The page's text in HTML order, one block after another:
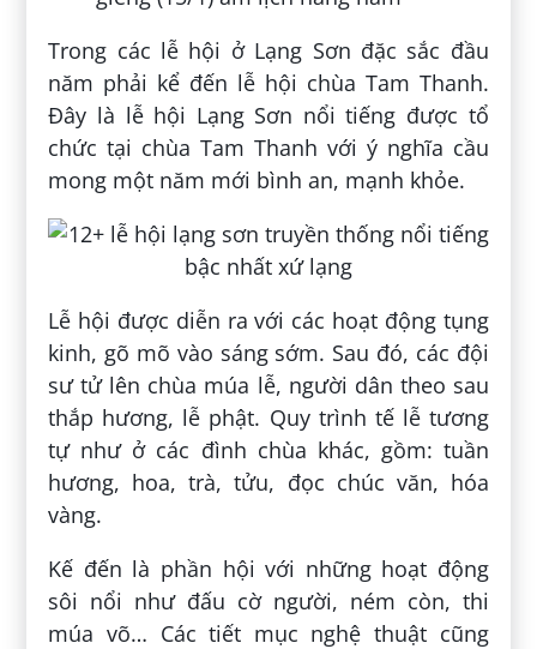
Trong các lễ hội ở Lạng Sơn đặc sắc đầu
năm phải kể đến lễ hội chùa Tam Thanh.
Đây là lễ hội Lạng Sơn nổi tiếng được tổ
chức tại chùa Tam Thanh với ý nghĩa cầu
mong một năm mới bình an, mạnh khỏe.
Lễ hội được diễn ra với các hoạt động tụng
kinh, gõ mõ vào sáng sớm. Sau đó, các đội
sư tử lên chùa múa lễ, người dân theo sau
thắp hương, lễ phật. Quy trình tế lễ tương
tự như ở các đình chùa khác, gồm: tuần
hương, hoa, trà, tửu, đọc chúc văn, hóa
vàng.
Kế đến là phần hội với những hoạt động
sôi nổi như đấu cờ người, ném còn, thi
múa võ… Các tiết mục nghệ thuật cũng